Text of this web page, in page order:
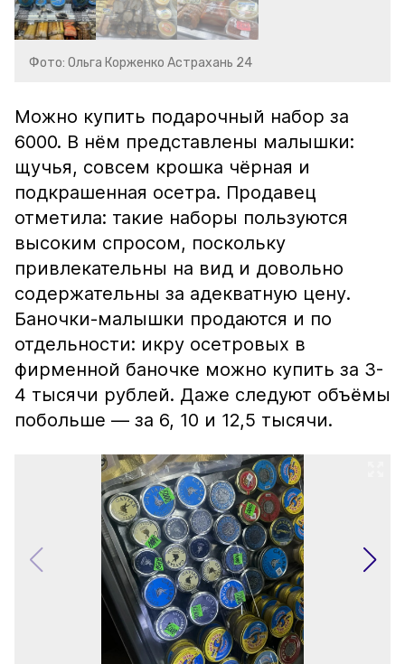
Фото: Ольга Корженко Астрахань 24
Можно купить подарочный набор за
6000. В нём представлены малышки:
щучья, совсем крошка чёрная и
подкрашенная осетра. Продавец
отметила: такие наборы пользуются
высоким спросом, поскольку
привлекательны на вид и довольно
содержательны за адекватную цену.
Баночки-малышки продаются и по
отдельности: икру осетровых в
фирменной баночке можно купить за 3-
4 тысячи рублей. Даже следуют объёмы
побольше — за 6, 10 и 12,5 тысячи.